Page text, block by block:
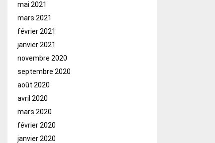
mai 2021
mars 2021
février 2021
janvier 2021
novembre 2020
septembre 2020
août 2020
avril 2020
mars 2020
février 2020
janvier 2020